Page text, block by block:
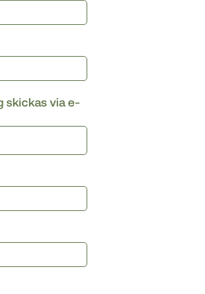
skickas via e-